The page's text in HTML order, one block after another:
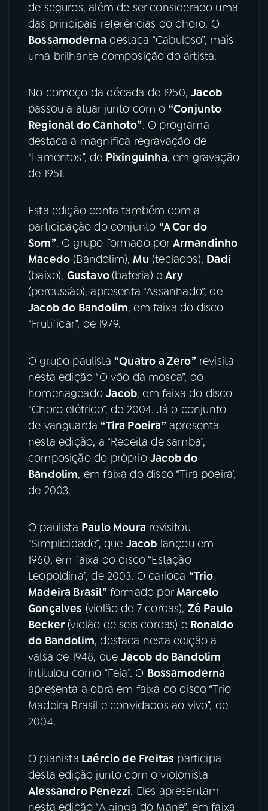
de seguros, além de ser considerado uma
das principais referências do choro. O
Bossamoderna destaca “Cabuloso”, mais
uma brilhante composição do artista.
No começo da década de 1950,Jacob
passou a atuar junto com o “Conjunto
Regional do Canhoto”. O programa
destaca a magnífica regravação de
“Lamentos”, de Pixinguinha, em gravação
de 1951.
Esta edição conta também com a
participação do conjunto “A Cor do
Som”. O grupo formado por Armandinho
Macedo (Bandolim), Mu (teclados), Dadi
(baixo), Gustavo(bateria) eAry
(percussão), apresenta “Assanhado”, de
Jacob do Bandolim, em faixa do disco
“Frutificar”, de 1979.
O grupo paulista“Quatro a Zero”revisita
nesta edição “O vôo da mosca”, do
homenageadoJacob, em faixa do disco
“Choro elétrico”, de 2004. Já o conjunto
de vanguarda“Tira Poeira”apresenta
nesta edição, a “Receita de samba”,
composição do próprio Jacob do
Bandolim, em faixa do disco “Tira poeira’,
de 2003.
O paulista Paulo Moura revisitou
“Simplicidade”, que Jacob lançou em
1960, em faixa do disco “Estação
Leopoldina”, de 2003. O carioca “Trio
Madeira Brasil”formado por Marcelo
Gonçalves (violão de 7 cordas), Zé Paulo
Becker(violão de seis cordas) e Ronaldo
do Bandolim, destaca nesta edição a
valsa de 1948, queJacob do Bandolim
intitulou como “Feia”. O Bossamoderna
apresenta a obra em faixa do disco “Trio
Madeira Brasil e convidados ao vivo”, de
2004.
O pianista Laércio de Freitas participa
desta edição junto com o violonista
Alessandro Penezzi. Eles apresentam
nesta edição “A ginga do Mané”, em faixa